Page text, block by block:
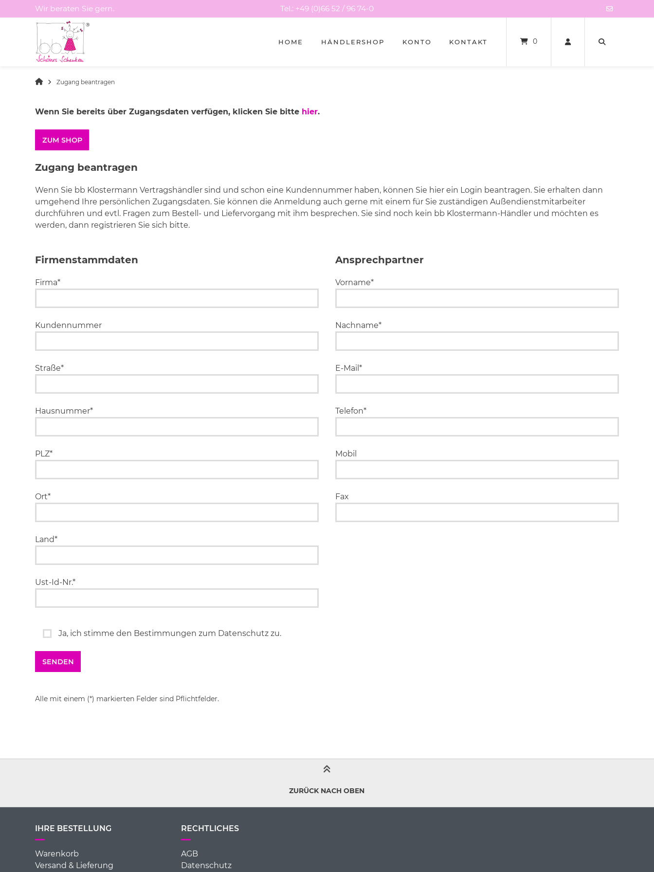
Sie
Wir beraten Sie gern. Tel.: +49 (0)66 52 / 96 74-0
HOME HÄNDLERSHOP KONTO KONTAKT 0
Zugang beantragen
Wenn Sie bereits über Zugangsdaten verfügen, klicken Sie bitte hier.
ZUM SHOP
Zugang beantragen
Wenn Sie bb Klostermann Vertragshändler sind und schon eine Kundennummer haben, können Sie hier ein Login beantragen. Sie erhalten dann
umgehend Ihre persönlichen Zugangsdaten. Sie können die Anmeldung auch gerne mit einem für Sie zuständigen Außendienstmitarbeiter
durchführen und evtl. Fragen zum Bestell- und Liefervorgang mit ihm besprechen. Sie sind noch kein bb Klostermann-Händler und möchten es
werden, dann registrieren Sie sich bitte.
Firmenstammdaten
Firma*
Kundennummer
Straße*
Hausnummer*
PLZ*
Ort*
Land*
Ust-Id-Nr.*
Ansprechpartner
Vorname*
Nachname*
E-Mail*
Telefon*
Mobil
Fax
Ja, ich stimme den Bestimmungen zum Datenschutz zu.
Alle mit einem (*) markierten Felder sind Pflichtfelder.
ZURÜCK NACH OBEN
IHRE BESTELLUNG
Warenkorb
Versand & Lieferung
RECHTLICHES
AGB
Datenschutz